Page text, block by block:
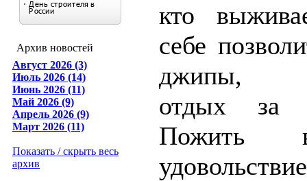
Архив новостей
Август 2026 (3)
Июль 2026 (14)
Июнь 2026 (11)
Май 2026 (9)
Апрель 2026 (9)
Март 2026 (11)
Показать / скрыть весь
архив
кто
себе
джипы,
отдых за
Пожить